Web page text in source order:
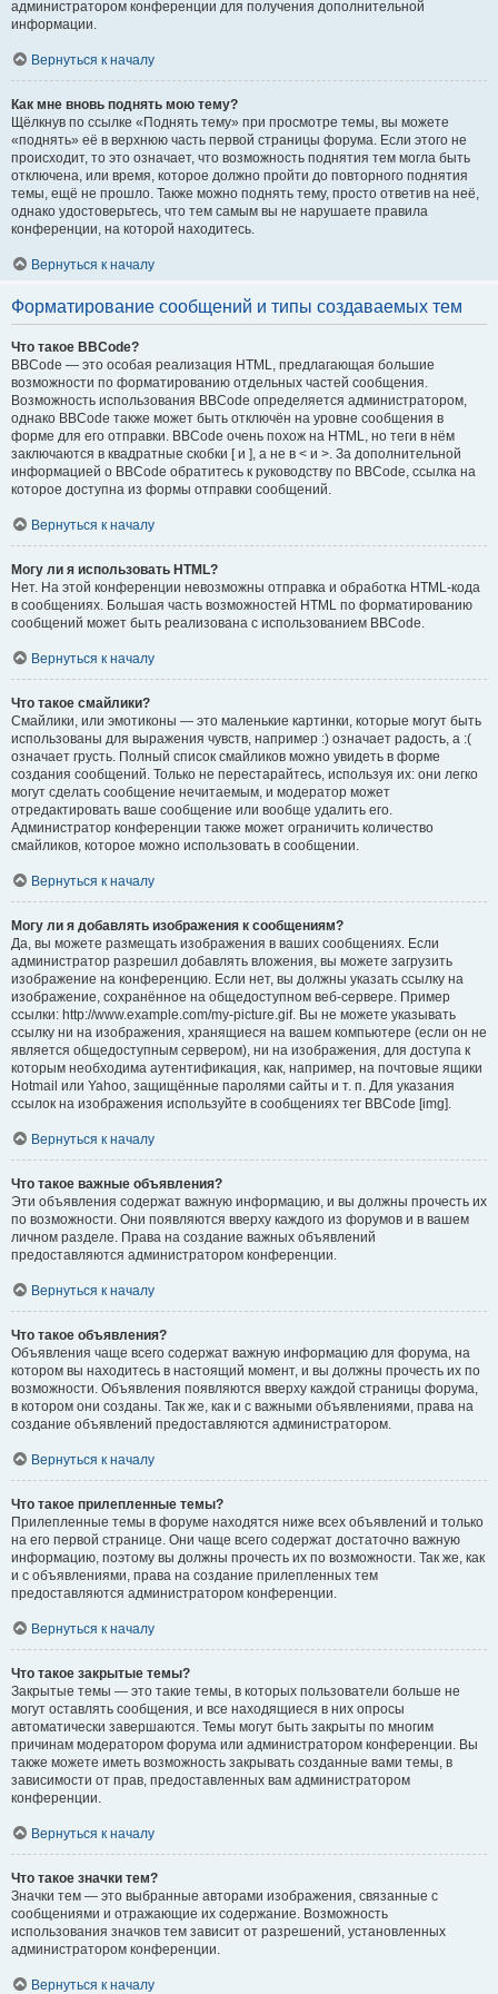
администратором конференции для получения дополнительной
информации.
Вернуться к началу
Как мне вновь поднять мою тему?
Щёлкнув по ссылке «Поднять тему» при просмотре темы, вы можете
«поднять» её в верхнюю часть первой страницы форума. Если этого не
происходит, то это означает, что возможность поднятия тем могла быть
отключена, или время, которое должно пройти до повторного поднятия
темы, ещё не прошло. Также можно поднять тему, просто ответив на неё,
однако удостоверьтесь, что тем самым вы не нарушаете правила
конференции, на которой находитесь.
Вернуться к началу
Форматирование сообщений и типы создаваемых тем
Что такое BBCode?
BBCode — это особая реализация HTML, предлагающая большие
возможности по форматированию отдельных частей сообщения.
Возможность использования BBCode определяется администратором,
однако BBCode также может быть отключён на уровне сообщения в
форме для его отправки. BBCode очень похож на HTML, но теги в нём
заключаются в квадратные скобки [ и ], а не в < и >. За дополнительной
информацией о BBCode обратитесь к руководству по BBCode, ссылка на
которое доступна из формы отправки сообщений.
Вернуться к началу
Могу ли я использовать HTML?
Нет. На этой конференции невозможны отправка и обработка HTML-кода
в сообщениях. Большая часть возможностей HTML по форматированию
сообщений может быть реализована с использованием BBCode.
Вернуться к началу
Что такое смайлики?
Смайлики, или эмотиконы — это маленькие картинки, которые могут быть
использованы для выражения чувств, например :) означает радость, а :(
означает грусть. Полный список смайликов можно увидеть в форме
создания сообщений. Только не перестарайтесь, используя их: они легко
могут сделать сообщение нечитаемым, и модератор может
отредактировать ваше сообщение или вообще удалить его.
Администратор конференции также может ограничить количество
смайликов, которое можно использовать в сообщении.
Вернуться к началу
Могу ли я добавлять изображения к сообщениям?
Да, вы можете размещать изображения в ваших сообщениях. Если
администратор разрешил добавлять вложения, вы можете загрузить
изображение на конференцию. Если нет, вы должны указать ссылку на
изображение, сохранённое на общедоступном веб-сервере. Пример
ссылки: http://www.example.com/my-picture.gif. Вы не можете указывать
ссылку ни на изображения, хранящиеся на вашем компьютере (если он не
является общедоступным сервером), ни на изображения, для доступа к
которым необходима аутентификация, как, например, на почтовые ящики
Hotmail или Yahoo, защищённые паролями сайты и т. п. Для указания
ссылок на изображения используйте в сообщениях тег BBCode [img].
Вернуться к началу
Что такое важные объявления?
Эти объявления содержат важную информацию, и вы должны прочесть их
по возможности. Они появляются вверху каждого из форумов и в вашем
личном разделе. Права на создание важных объявлений
предоставляются администратором конференции.
Вернуться к началу
Что такое объявления?
Объявления чаще всего содержат важную информацию для форума, на
котором вы находитесь в настоящий момент, и вы должны прочесть их по
возможности. Объявления появляются вверху каждой страницы форума,
в котором они созданы. Так же, как и с важными объявлениями, права на
создание объявлений предоставляются администратором.
Вернуться к началу
Что такое прилепленные темы?
Прилепленные темы в форуме находятся ниже всех объявлений и только
на его первой странице. Они чаще всего содержат достаточно важную
информацию, поэтому вы должны прочесть их по возможности. Так же, как
и с объявлениями, права на создание прилепленных тем
предоставляются администратором конференции.
Вернуться к началу
Что такое закрытые темы?
Закрытые темы — это такие темы, в которых пользователи больше не
могут оставлять сообщения, и все находящиеся в них опросы
автоматически завершаются. Темы могут быть закрыты по многим
причинам модератором форума или администратором конференции. Вы
также можете иметь возможность закрывать созданные вами темы, в
зависимости от прав, предоставленных вам администратором
конференции.
Вернуться к началу
Что такое значки тем?
Значки тем — это выбранные авторами изображения, связанные с
сообщениями и отражающие их содержание. Возможность
использования значков тем зависит от разрешений, установленных
администратором конференции.
Вернуться к началу